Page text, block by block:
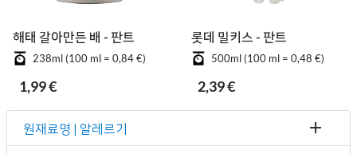
해태 갈아만든 배 - 판트
238ml (100 ml = 0,84 €)
1,99 €
롯데 밀키스 - 판트
500ml (100 ml = 0,48 €)
2,39 €
원재료명 | 알레르기